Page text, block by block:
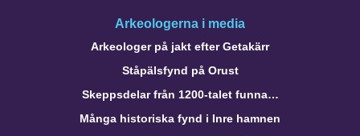
Arkeologerna i media
Arkeologer på jakt efter Getakärr
Ståpälsfynd på Orust
Skeppsdelar från 1200-talet funna…
Många historiska fynd i Inre hamnen